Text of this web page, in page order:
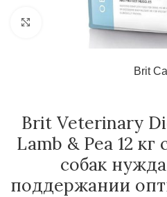
Нажмите, чтобы
Brit
Brit Veterinary
Lamb & Pea 12
собак
поддержании